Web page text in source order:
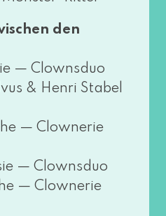
den
— Clownsduo
& Henri Stabel
— Clownerie
— Clownsduo
— Clownerie